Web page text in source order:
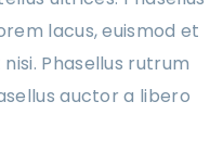
lacus, euismod et
Phasellus rutrum
auctor a libero